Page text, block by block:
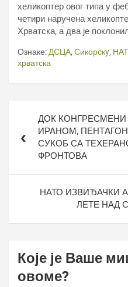
хеликоптер овог типа у
четири наручена
Хрватска, а два је
Ознаке: ДСЦА, Сикорскy,
хрватска
чланкаДОК КОНГРЕСМЕНИ
ИРАНОМ,
СУКОБ СА
ФРОНТОВА
НАТО ИЗВИЂАЧКИ
ЛЕТЕ НАД
Које је Ваше
овоме?